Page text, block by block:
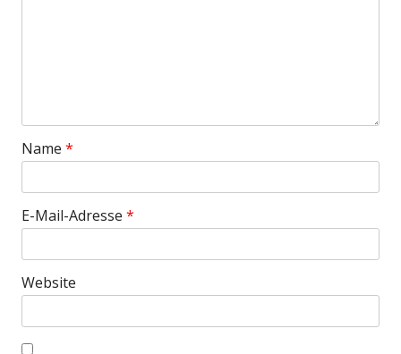
Name *
E-Mail-Adresse *
Website